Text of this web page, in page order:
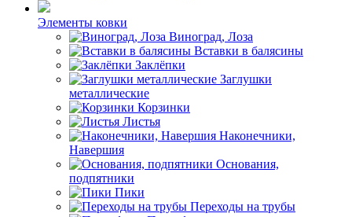
Элементы ковки
Виноград, Лоза
Вставки в балясины
Заклёпки
Заглушки
металлические
Корзинки
Листья
Наконечники,
Навершия
Основания,
подпятники
Пики
Переходы на трубы